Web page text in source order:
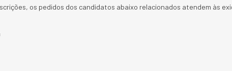
os pedidos dos candidatos abaixo relacionados atendem às